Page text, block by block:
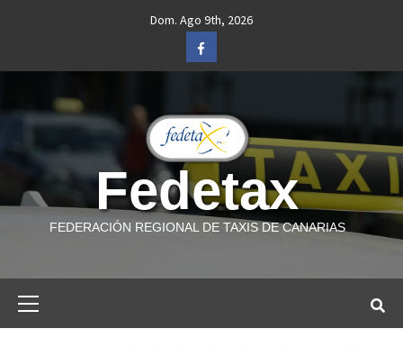
Dom. Ago 9th, 2026
Facebook
Fedetax
FEDERACIÓN REGIONAL DE TAXIS DE CANARIAS